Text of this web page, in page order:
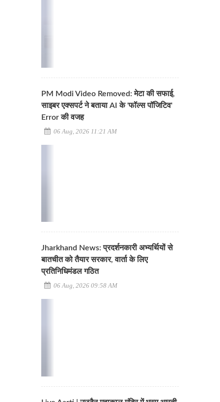
PM Modi Video Removed: मेटा की सफाई,
साइबर एक्सपर्ट ने बताया AI के 'फॉल्स पॉजिटिव'
Error की वजह
06 Aug, 2026 11:21 AM
Jharkhand News: प्रदर्शनकारी अभ्यर्थियों से
बातचीत को तैयार सरकार, वार्ता के लिए
प्रतिनिधिमंडल गठित
06 Aug, 2026 09:58 AM